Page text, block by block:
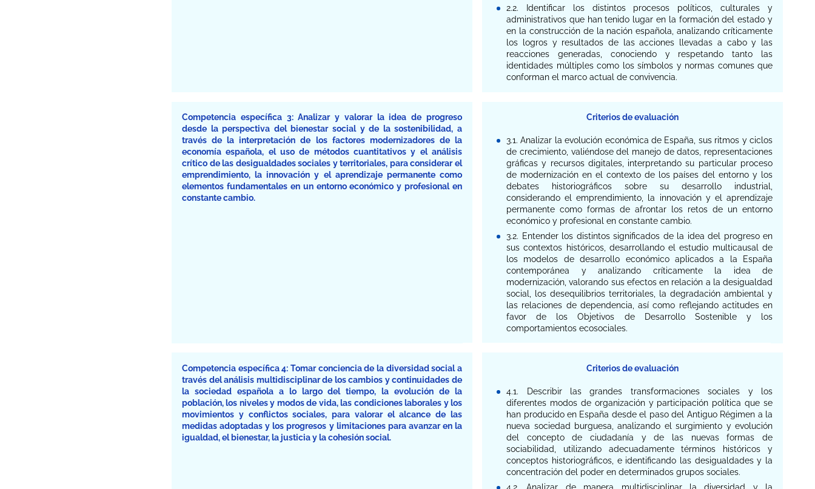
2.2. Identificar los distintos procesos políticos, culturales y
administrativos que han tenido lugar en la formación del estado y
en la construcción de la nación española, analizando críticamente
los logros y resultados de las acciones llevadas a cabo y las
reacciones generadas, conociendo y respetando tanto las
identidades múltiples como los símbolos y normas comunes que
conforman el marco actual de convivencia.
Competencia específica 3: Analizar y valorar la idea de progreso
desde la perspectiva del bienestar social y de la sostenibilidad, a
través de la interpretación de los factores modernizadores de la
economía española, el uso de métodos cuantitativos y el análisis
crítico de las desigualdades sociales y territoriales, para considerar el
emprendimiento, la innovación y el aprendizaje permanente como
elementos fundamentales en un entorno económico y profesional en
constante cambio.
Criterios de evaluación
3.1. Analizar la evolución económica de España, sus ritmos y ciclos
de crecimiento, valiéndose del manejo de datos, representaciones
gráficas y recursos digitales, interpretando su particular proceso
de modernización en el contexto de los países del entorno y los
debates historiográficos sobre su desarrollo industrial,
considerando el emprendimiento, la innovación y el aprendizaje
permanente como formas de afrontar los retos de un entorno
económico y profesional en constante cambio.
3.2. Entender los distintos significados de la idea del progreso en
sus contextos históricos, desarrollando el estudio multicausal de
los modelos de desarrollo económico aplicados a la España
contemporánea y analizando críticamente la idea de
modernización, valorando sus efectos en relación a la desigualdad
social, los desequilibrios territoriales, la degradación ambiental y
las relaciones de dependencia, así como reflejando actitudes en
favor de los Objetivos de Desarrollo Sostenible y los
comportamientos ecosociales.
Competencia específica 4: Tomar conciencia de la diversidad social a
través del análisis multidisciplinar de los cambios y continuidades de
la sociedad española a lo largo del tiempo, la evolución de la
población, los niveles y modos de vida, las condiciones laborales y los
movimientos y conflictos sociales, para valorar el alcance de las
medidas adoptadas y los progresos y limitaciones para avanzar en la
igualdad, el bienestar, la justicia y la cohesión social.
Criterios de evaluación
4.1. Describir las grandes transformaciones sociales y los
diferentes modos de organización y participación política que se
han producido en España desde el paso del Antiguo Régimen a la
nueva sociedad burguesa, analizando el surgimiento y evolución
del concepto de ciudadanía y de las nuevas formas de
sociabilidad, utilizando adecuadamente términos históricos y
conceptos historiográficos, e identificando las desigualdades y la
concentración del poder en determinados grupos sociales.
4.2. Analizar de manera multidisciplinar la diversidad y la